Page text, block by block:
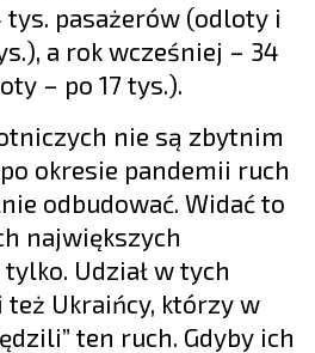
tys. pasażerów (odloty i
a rok wcześniej – 34
– po 17 tys.).
nie są zbytnim
okresie pandemii ruch
odbudować. Widać to
największych
Udział w tych
Ukraińcy, którzy w
ten ruch. Gdyby ich